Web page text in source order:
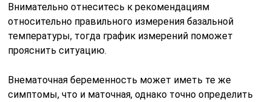
Внимательно отнеситесь к рекомендациям
относительно правильного измерения базальной
температуры, тогда график измерений поможет
прояснить ситуацию.
Внематочная беременность может иметь те же
симптомы, что и маточная, однако точно определить